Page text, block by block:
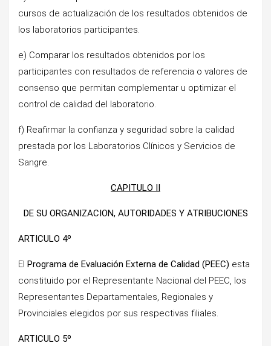
cursos de actualización de los resultados obtenidos de
los laboratorios participantes.
e) Comparar los resultados obtenidos por los
participantes con resultados de referencia o valores de
consenso que permitan complementar u optimizar el
control de calidad del laboratorio.
f) Reafirmar la confianza y seguridad sobre la calidad
prestada por los Laboratorios Clínicos y Servicios de
Sangre.
CAPITULO II
DE SU ORGANIZACION, AUTORIDADES Y ATRIBUCIONES
ARTICULO 4º
El Programa de Evaluación Externa de Calidad (PEEC) esta
constituido por el Representante Nacional del PEEC, los
Representantes Departamentales, Regionales y
Provinciales elegidos por sus respectivas filiales.
ARTICULO 5º